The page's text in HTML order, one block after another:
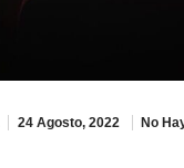
24 Agosto, 2022 No